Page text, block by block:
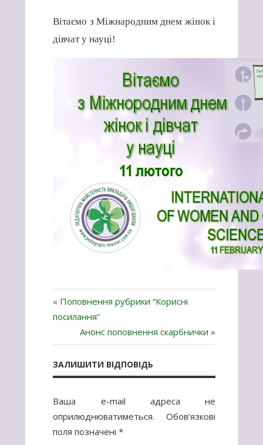
Вітаємо з Міжнародним днем жінок і
дівчат у науці!
Навігація
записів
« Поповнення рубрики “Корисні
посилання”
Анонс поповнення скарбнички »
ЗАЛИШИТИ ВІДПОВІДЬ
Ваша e-mail адреса не
оприлюднюватиметься.
Обов’язкові
поля позначені*